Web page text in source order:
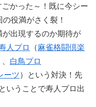
かった～！既に今シー
役満がさく裂！
出現するのか期待が
人プロ （麻雀格闘倶楽
白鳥プロ
ーツ）という対決！先
いうことで寿人プロ出